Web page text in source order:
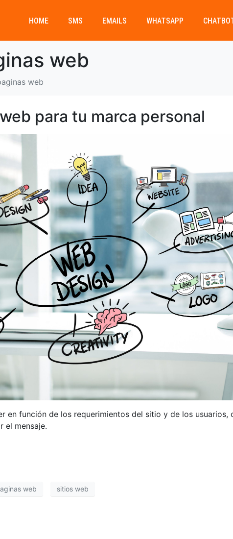
HOME SMS EMAILS WHATSAPP
web
web
para tu marca personal
en función de los requerimientos del sitio y de los usuarios,
el mensaje.
web sitios web